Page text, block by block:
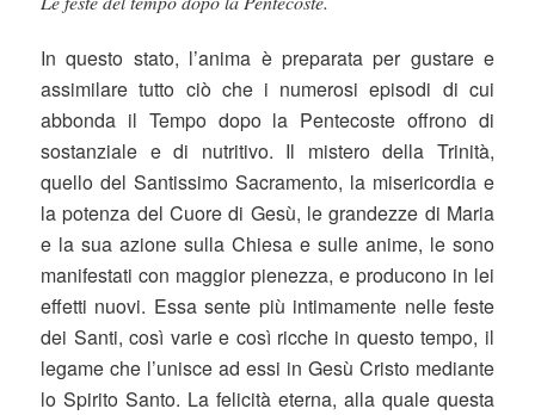
In questo stato, l’anima è preparata per gustare e
assimilare tutto ciò che i numerosi episodi di cui
abbonda il Tempo dopo la Pentecoste offrono di
sostanziale e di nutritivo. Il mistero della Trinità,
quello del Santissimo Sacramento, la misericordia e
la potenza del Cuore di Gesù, le grandezze di Maria
e la sua azione sulla Chiesa e sulle anime, le sono
manifestati con maggior pienezza, e producono in lei
effetti nuovi. Essa sente più intimamente nelle feste
dei Santi, così varie e così ricche in questo tempo, il
legame che l’unisce ad essi in Gesù Cristo mediante
lo Spirito Santo. La felicità eterna, alla quale questa